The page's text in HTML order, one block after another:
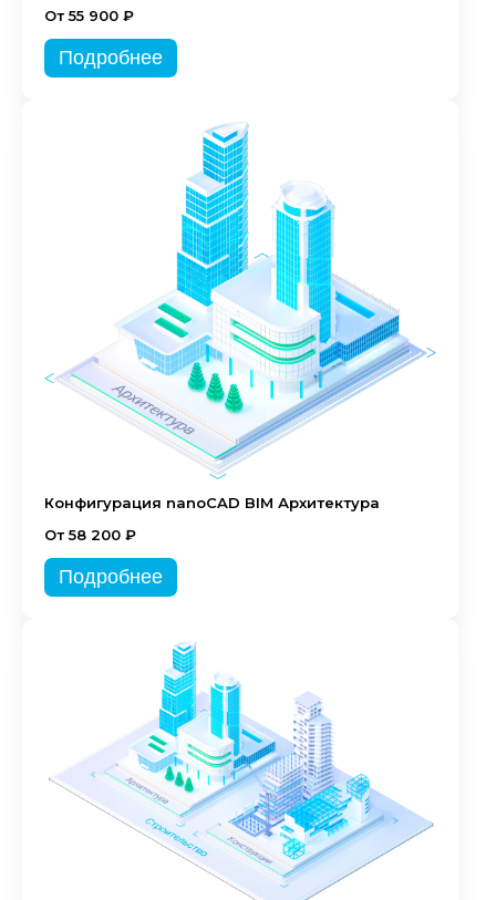
От 55 900 ₽
Подробнее
Конфигурация nanoCAD BIM Архитектура
От 58 200 ₽
Подробнее